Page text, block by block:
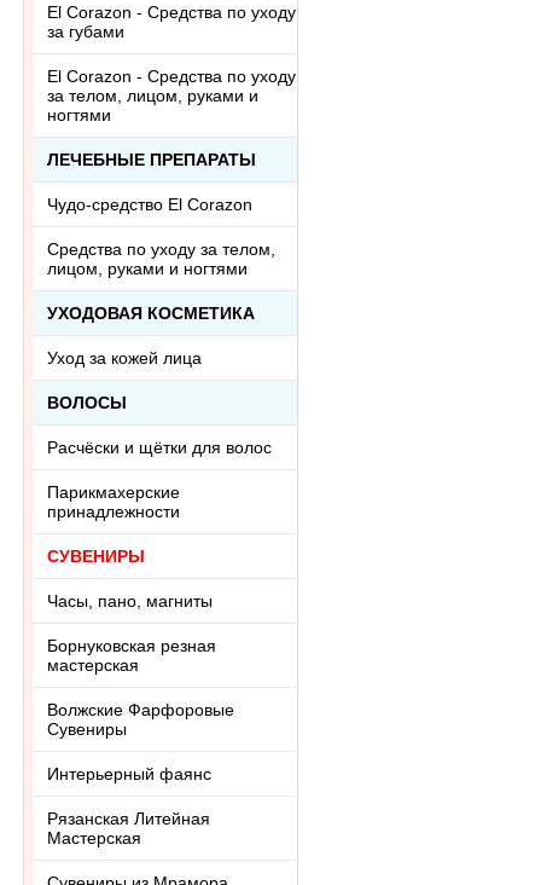
El Corazon - Средства по уходу
за губами
El Corazon - Средства по уходу
за телом, лицом, руками и
ногтями
ЛЕЧЕБНЫЕ ПРЕПАРАТЫ
Чудо-средство El Corazon
Средства по уходу за телом,
лицом, руками и ногтями
УХОДОВАЯ КОСМЕТИКА
Уход за кожей лица
ВОЛОСЫ
Расчёски и щётки для волос
Парикмахерские
принадлежности
СУВЕНИРЫ
Часы, пано, магниты
Борнуковская резная
мастерская
Волжские Фарфоровые
Сувениры
Интерьерный фаянс
Рязанская Литейная
Мастерская